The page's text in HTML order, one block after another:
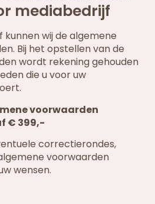
mediabedrijf
kunnen wij de algemene
Bij het opstellen van de
wordt rekening gehouden
die u voor uw
voorwaarden
€ 399,-
correctierondes,
voorwaarden
wensen.